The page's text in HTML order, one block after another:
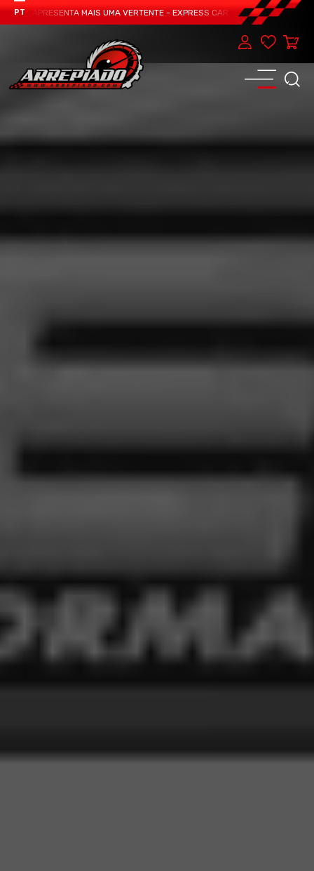
PT
APRESENTA MAIS UMA VERTENTE - EXPRESS CAR SERVICE, MANUTENÇÃO